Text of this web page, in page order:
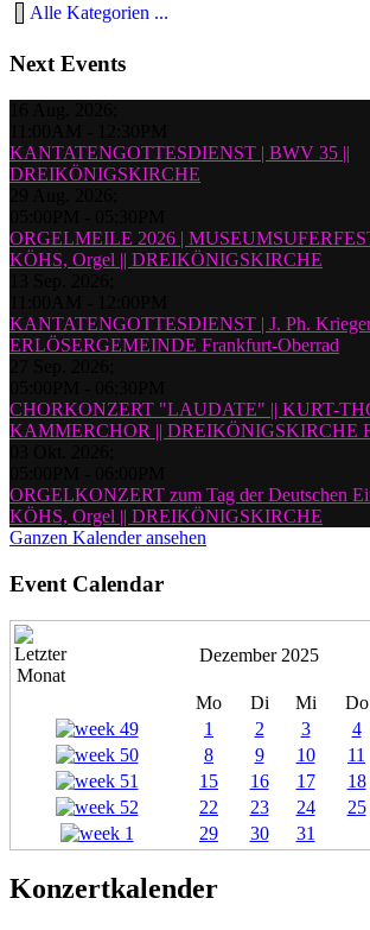
Alle Kategorien ...
Next Events
KANTATENGOTTESDIENST | BWV 35 ||
DREIKÖNIGSKIRCHE
ORGELMEILE 2026 |
KÖHS, Orgel || DREIKÖNIGSKIRCHE
KANTATENGOTTESDIENST | J. Ph.
ERLÖSERGEMEINDE Frankfurt-Oberrad
CHORKONZERT "LAUDATE" || KURT-
KAMMERCHOR || DREIKÖNIGSKIRCHE
ORGELKONZERT zum Tag der Deutschen
KÖHS, Orgel || DREIKÖNIGSKIRCHE
Ganzen Kalender ansehen
Event Calendar
Dezember 2025
Mo Di Mi Do
1
2 3 4
8
9 10 11
15
16 17 18
22
23 24 25
29
30 31
Konzertkalender